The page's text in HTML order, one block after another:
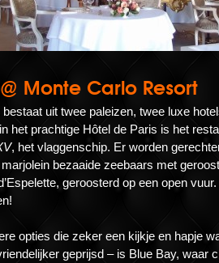
Monte Carlo Resort
uit twee paleizen, twee luxe
het prachtige Hôtel de Paris is het
, het vlaggenschip. Er worden
bezaaide zeebaars met
geroosterd op een open
opties die zeker een kijkje en hapje
geprijsd – is Blue Bay, waar